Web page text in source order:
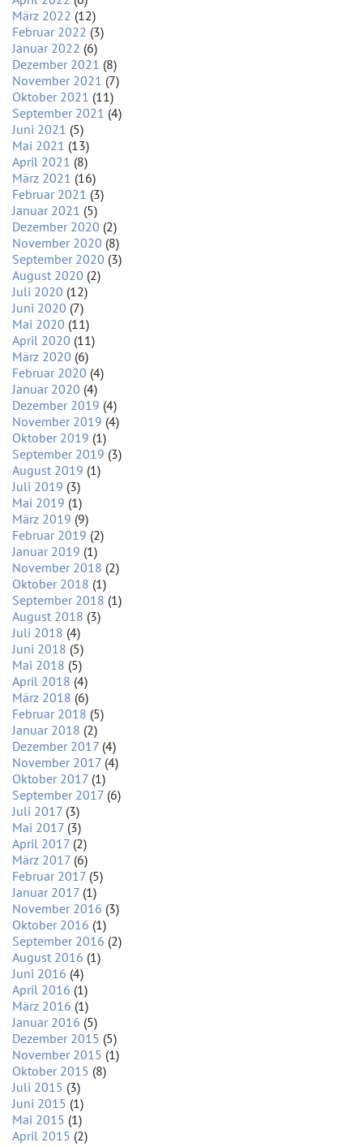
März 2022 (12)
Februar 2022 (3)
Januar 2022 (6)
Dezember 2021 (8)
November 2021 (7)
Oktober 2021 (11)
September 2021 (4)
Juni 2021 (5)
Mai 2021 (13)
April 2021 (8)
März 2021 (16)
Februar 2021 (3)
Januar 2021 (5)
Dezember 2020 (2)
November 2020 (8)
September 2020 (3)
August 2020 (2)
Juli 2020 (12)
Juni 2020 (7)
Mai 2020 (11)
April 2020 (11)
März 2020 (6)
Februar 2020 (4)
Januar 2020 (4)
Dezember 2019 (4)
November 2019 (4)
Oktober 2019 (1)
September 2019 (3)
August 2019 (1)
Juli 2019 (3)
Mai 2019 (1)
März 2019 (9)
Februar 2019 (2)
Januar 2019 (1)
November 2018 (2)
Oktober 2018 (1)
September 2018 (1)
August 2018 (3)
Juli 2018 (4)
Juni 2018 (5)
Mai 2018 (5)
April 2018 (4)
März 2018 (6)
Februar 2018 (5)
Januar 2018 (2)
Dezember 2017 (4)
November 2017 (4)
Oktober 2017 (1)
September 2017 (6)
Juli 2017 (3)
Mai 2017 (3)
April 2017 (2)
März 2017 (6)
Februar 2017 (5)
Januar 2017 (1)
November 2016 (3)
Oktober 2016 (1)
September 2016 (2)
August 2016 (1)
Juni 2016 (4)
April 2016 (1)
März 2016 (1)
Januar 2016 (5)
Dezember 2015 (5)
November 2015 (1)
Oktober 2015 (8)
Juli 2015 (3)
Juni 2015 (1)
Mai 2015 (1)
April 2015 (2)